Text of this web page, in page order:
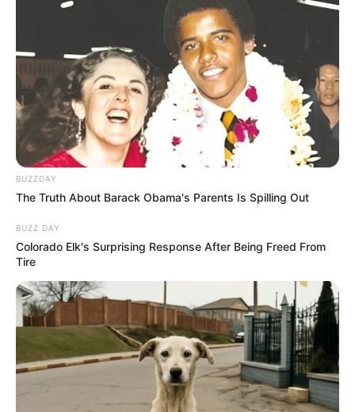
BUZZDAY
The Truth About Barack Obama's Parents Is Spilling Out
BUZZ DAY
Colorado Elk's Surprising Response After Being Freed From
Tire